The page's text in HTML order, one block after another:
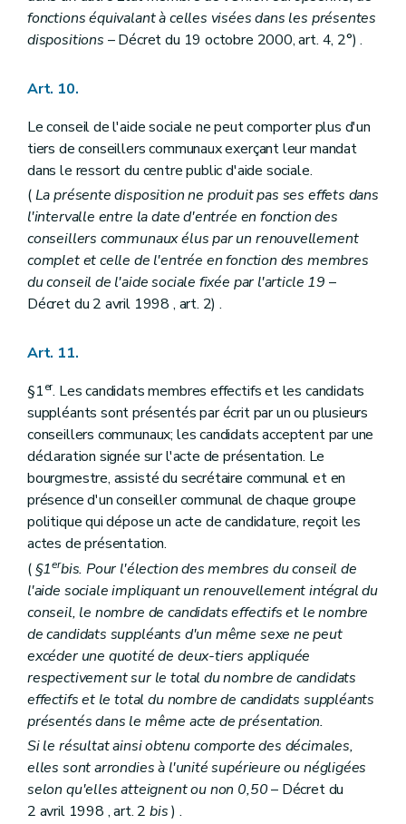
fonctions équivalant à celles visées dans les présentes
dispositions – Décret du 19 octobre 2000, art. 4, 2°) .
Art. 10.
Le conseil de l'aide sociale ne peut comporter plus d'un
tiers de conseillers communaux exerçant leur mandat
dans le ressort du centre public d'aide sociale.
(La présente disposition ne produit pas ses effets dans
l'intervalle entre la date d'entrée en fonction des
conseillers communaux élus par un renouvellement
complet et celle de l'entrée en fonction des membres
du conseil de l'aide sociale fixée par l'article 19 –
Décret du 2 avril 1998 , art. 2) .
Art. 11.
§1er. Les candidats membres effectifs et les candidats
suppléants sont présentés par écrit par un ou plusieurs
conseillers communaux; les candidats acceptent par une
déclaration signée sur l'acte de présentation. Le
bourgmestre, assisté du secrétaire communal et en
présence d'un conseiller communal de chaque groupe
politique qui dépose un acte de candidature, reçoit les
actes de présentation.
( §1erbis. Pour l'élection des membres du conseil de
l'aide sociale impliquant un renouvellement intégral du
conseil, le nombre de candidats effectifs et le nombre
de candidats suppléants d'un même sexe ne peut
excéder une quotité de deux-tiers appliquée
respectivement sur le total du nombre de candidats
effectifs et le total du nombre de candidats suppléants
présentés dans le même acte de présentation.
Si le résultat ainsi obtenu comporte des décimales,
elles sont arrondies à l'unité supérieure ou négligées
selon qu'elles atteignent ou non 0,50– Décret du
2 avril 1998 , art. 2bis) .